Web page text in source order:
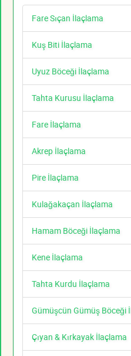
Fare Sıçan İlaçlama
Kuş Biti İlaçlama
Uyuz Böceği İlaçlama
Tahta Kurusu İlaçlama
Fare İlaçlama
Akrep İlaçlama
Pire İlaçlama
Kulağakaçan İlaçlama
Hamam Böceği İlaçlama
Kene İlaçlama
Tahta Kurdu İlaçlama
Gümüşcün Gümüş Böceği
Çıyan & Kırkayak İlaçlama